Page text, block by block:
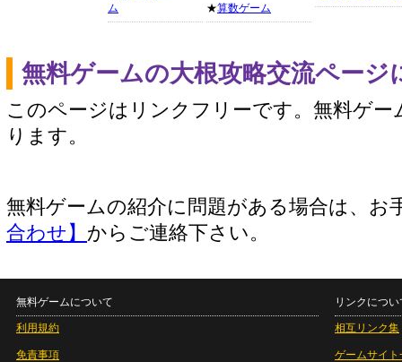
ム
★算数ゲーム
無料ゲームの大根攻略交流ページ
このページはリンクフリーです。無料ゲー
ります。
無料ゲームの紹介に問題がある場合は、お
合わせ】 からご連絡下さい。
無料ゲームについて
利用規約
免責事項
リンクについ
相互リンク集
ゲームサイト